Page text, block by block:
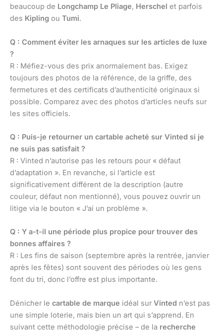
beaucoup de Longchamp Le Pliage, Herschel et parfois
des Kipling ou Tumi.
Q : Comment éviter les arnaques sur les articles de luxe
?
R : Méfiez-vous des prix anormalement bas. Exigez
toujours des photos de la référence, de la griffe, des
fermetures et des certificats d’authenticité originaux si
possible. Comparez avec des photos d’articles neufs sur
les sites officiels.
Q : Puis-je retourner un cartable acheté sur Vinted si je
ne suis pas satisfait ?
R : Vinted n’autorise pas les retours pour « défaut
d’adaptation ». En revanche, si l’article est
significativement différent de la description (autre
couleur, défaut non mentionné), vous pouvez ouvrir un
litige via le bouton « J’ai un problème ».
Q : Y a-t-il une période plus propice pour trouver des
bonnes affaires ?
R : Les fins de saison (septembre après la rentrée, janvier
après les fêtes) sont souvent des périodes où les gens
font du tri, donc l’offre est plus importante.
Dénicher le cartable de marque idéal sur Vinted n’est pas
une simple loterie, mais bien un art qui s’apprend. En
suivant cette méthodologie précise – de la recherche